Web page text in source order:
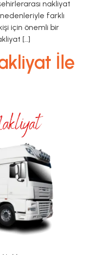
nakliyat
farklı
için önemli bir
[…]
İle